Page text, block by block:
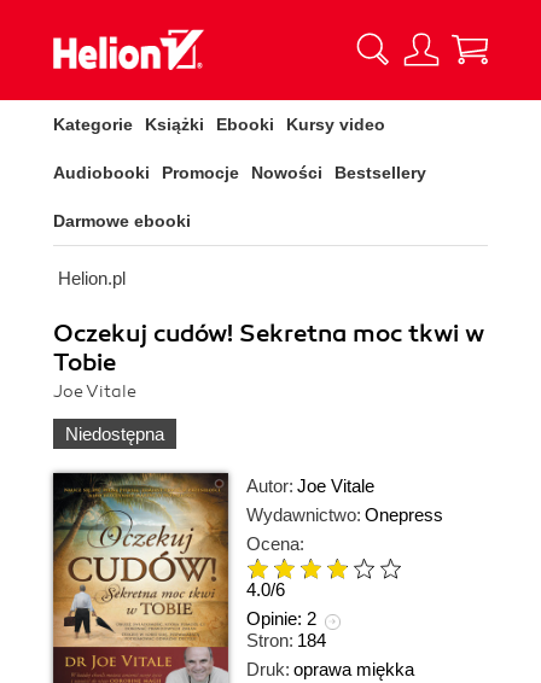
Kategorie Książki Ebooki Kursy video
Audiobooki Promocje Nowości Bestsellery
Darmowe ebooki
Helion.pl
Oczekuj cudów! Sekretna moc tkwi w
Tobie
Joe Vitale
Niedostępna
Autor: Joe Vitale
Wydawnictwo: Onepress
Ocena:
4.0/6
Opinie: 2
Stron: 184
Druk: oprawa miękka